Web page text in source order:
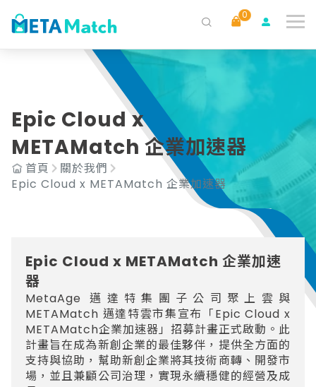
AI 客服claude gemini SaaS
0
Epic Cloud x
METAMatch 企業加速器
首頁
關於我們
Epic Cloud x METAMatch 企業加速器
Epic Cloud x METAMatch 企業加速
器
MetaAge 邁達特集團子公司聚上雲與
METAMatch 邁達特雲市集宣布「Epic Cloud x
METAMatch企業加速器」招募計畫正式啟動。此
計畫旨在成為新創企業的最佳夥伴，提供全方面的
支持與協助，幫助新創企業將其技術商轉、開發市
場，並且兼顧公司治理，實現永續穩健的經營及成